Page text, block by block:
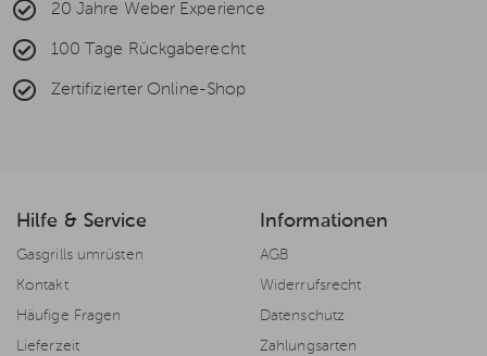
20 Jahre Weber Experience
100 Tage Rückgaberecht
Zertifizierter Online-Shop
Hilfe & Service
Gasgrills umrüsten
Kontakt
Häufige Fragen
Lieferzeit
Informationen
AGB
Widerrufsrecht
Datenschutz
Zahlungsarten